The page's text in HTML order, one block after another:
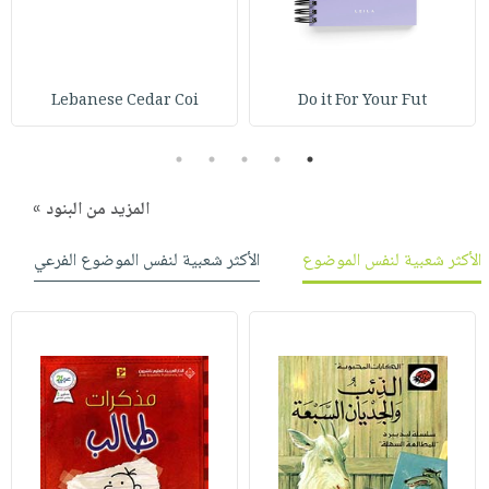
Do it For Your Fut
Lebanese Cedar Coi
1
2
3
4
5
المزيد من البنود »
الأكثر شعبية لنفس الموضوع
الأكثر شعبية لنفس الموضوع الفرعي